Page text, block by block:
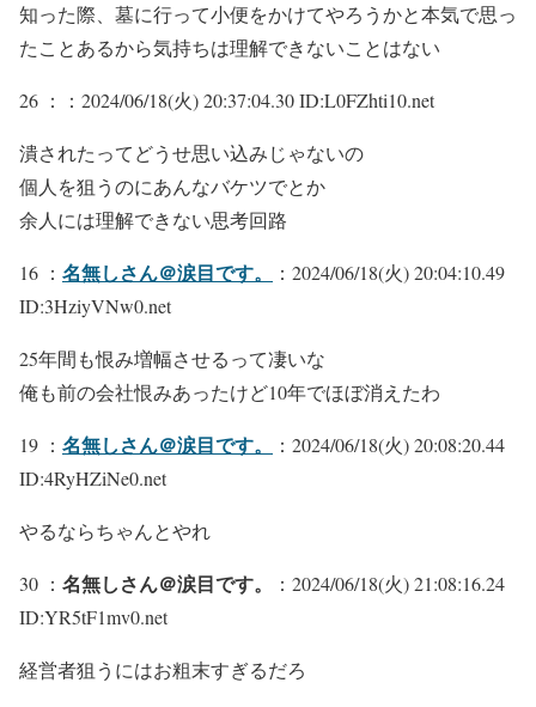
知った際、墓に行って小便をかけてやろうかと本気で思っ
たことあるから気持ちは理解できないことはない
26 ： ：2024/06/18(火) 20:37:04.30 ID:L0FZhti10.net
潰されたってどうせ思い込みじゃないの
個人を狙うのにあんなバケツでとか
余人には理解できない思考回路
16 ： 名無しさん＠涙目です。
：2024/06/18(火) 20:04:10.49
ID:3HziyVNw0.net
25年間も恨み増幅させるって凄いな
俺も前の会社恨みあったけど10年でほぼ消えたわ
19 ： 名無しさん＠涙目です。
：2024/06/18(火) 20:08:20.44
ID:4RyHZiNe0.net
やるならちゃんとやれ
30 ： 名無しさん＠涙目です。
：2024/06/18(火) 21:08:16.24
ID:YR5tF1mv0.net
経営者狙うにはお粗末すぎるだろ